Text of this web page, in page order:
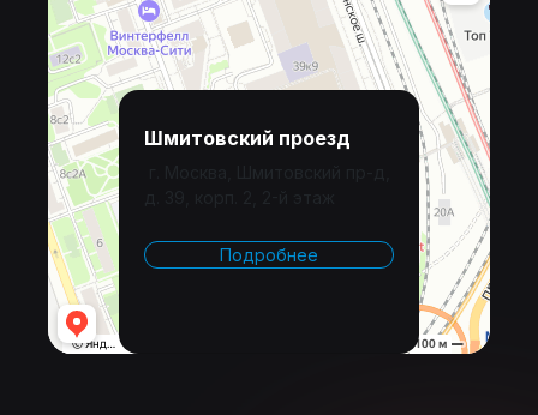
Шмитовский проезд
Подробнее